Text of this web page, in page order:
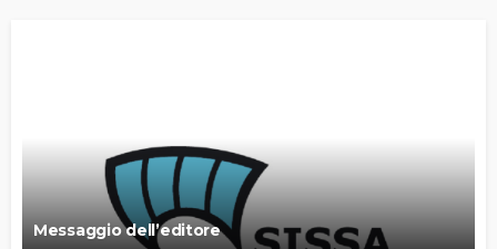
Messaggio dell’editore